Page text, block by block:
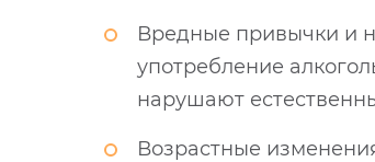
Вредные привычки и
употребление
нарушают
Возрастные